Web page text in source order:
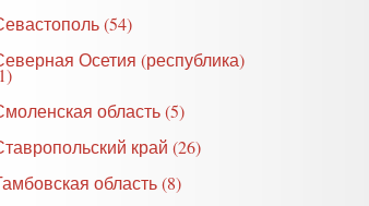
(54)
Осетия (республика)
область (5)
край (26)
область (8)